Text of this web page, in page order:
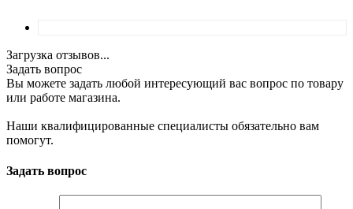
Загрузка отзывов...
Задать вопрос
Вы можете задать любой интересующий вас вопрос по товару
или работе магазина.
Наши квалифицированные специалисты обязательно вам
помогут.
Задать вопрос